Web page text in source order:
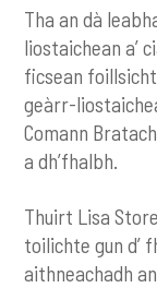
Tha an dà
liostaichean a’
ficsean
geàrr-
Comann
a dh’fhalbh.
Thuirt Lisa
toilichte gun d’
aithneachadh